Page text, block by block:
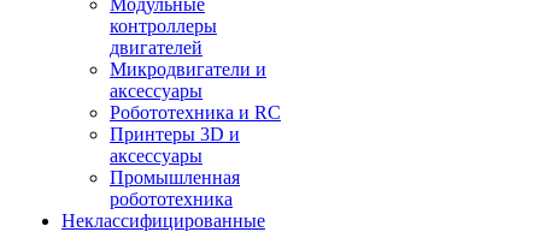
Модульные
контроллеры
двигателей
Микродвигатели и
аксессуары
Робототехника и RC
Принтеры 3D и
аксессуары
Промышленная
робототехника
Неклассифицированные